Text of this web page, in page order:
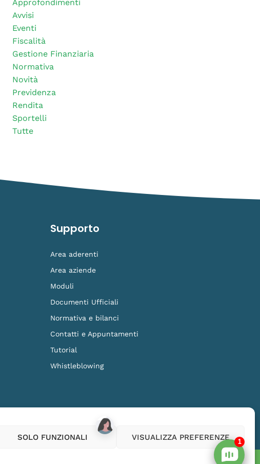
SOLO FUNZIONALI VISUALIZZA PREFERENZE
Approfondimenti
Avvisi
Eventi
Fiscalità
Gestione Finanziaria
Normativa
Novità
Previdenza
Rendita
Sportelli
Tutte
Supporto
Area aderenti
Area aziende
Moduli
Documenti Ufficiali
Normativa e bilanci
Contatti e Appuntamenti
Tutorial
Whistleblowing
1